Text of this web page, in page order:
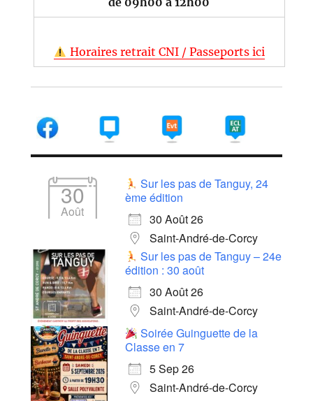
Horaires retrait CNI / Passeports ici
30
Août
Sur les pas de Tanguy, 24
ème édition
30 Août 26
Saint-André-de-Corcy
Sur les pas de Tanguy – 24e
édition : 30 août
30 Août 26
Saint-André-de-Corcy
Soirée Guinguette de la
Classe en 7
5 Sep 26
Saint-André-de-Corcy